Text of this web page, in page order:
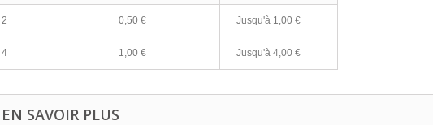
2 0,50 € Jusqu'à 1,00 €
4 1,00 € Jusqu'à 4,00 €
EN SAVOIR PLUS